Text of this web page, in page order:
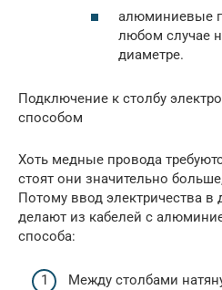
алюминиевые
любом случае
диаметре.
Подключение к столбу
способом
Хоть медные провода
стоят они значительно
Потому ввод электричества в
делают из кабелей с
способа:
Между столбами